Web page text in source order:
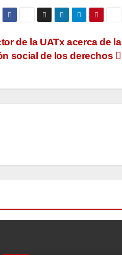
de la UATx acerca de la
social de los derechos